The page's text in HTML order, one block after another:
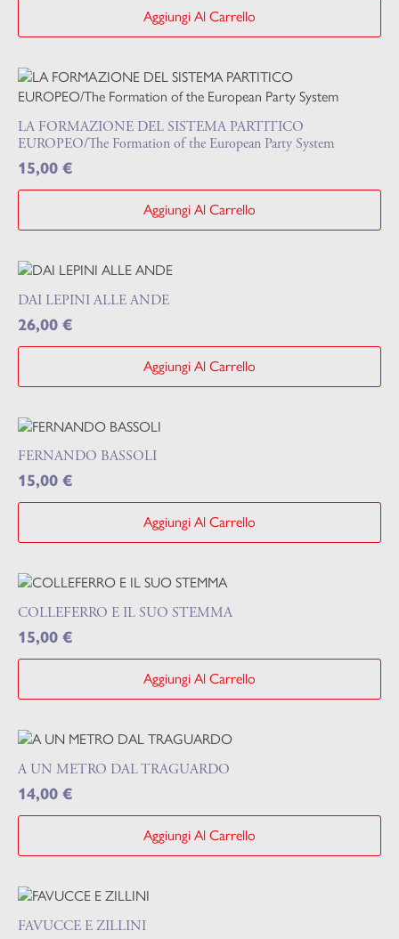
Aggiungi Al Carrello
LA FORMAZIONE DEL SISTEMA PARTITICO
EUROPEO/The Formation of the European Party System
15,00 €
Aggiungi Al Carrello
DAI LEPINI ALLE ANDE
26,00 €
Aggiungi Al Carrello
FERNANDO BASSOLI
15,00 €
Aggiungi Al Carrello
COLLEFERRO E IL SUO STEMMA
15,00 €
Aggiungi Al Carrello
A UN METRO DAL TRAGUARDO
14,00 €
Aggiungi Al Carrello
FAVUCCE E ZILLINI